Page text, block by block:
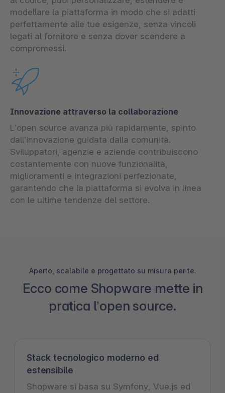
modellare la piattaforma in modo che si adatti
perfettamente alle tue esigenze, senza vincoli
legati al fornitore e senza dover scendere a
compromessi.
Innovazione attraverso la collaborazione
L’open source avanza più rapidamente, spinto
dall’innovazione guidata dalla comunità.
Sviluppatori, agenzie e aziende contribuiscono
costantemente con nuove funzionalità,
miglioramenti e integrazioni perfezionate,
garantendo che la piattaforma si evolva in linea
con le ultime tendenze del settore.
Aperto, scalabile e progettato su misura per te.
Ecco come Shopware mette in
pratica l’open source.
Stack tecnologico moderno ed
estensibile
Shopware si basa su Symfony, Vue.js ed